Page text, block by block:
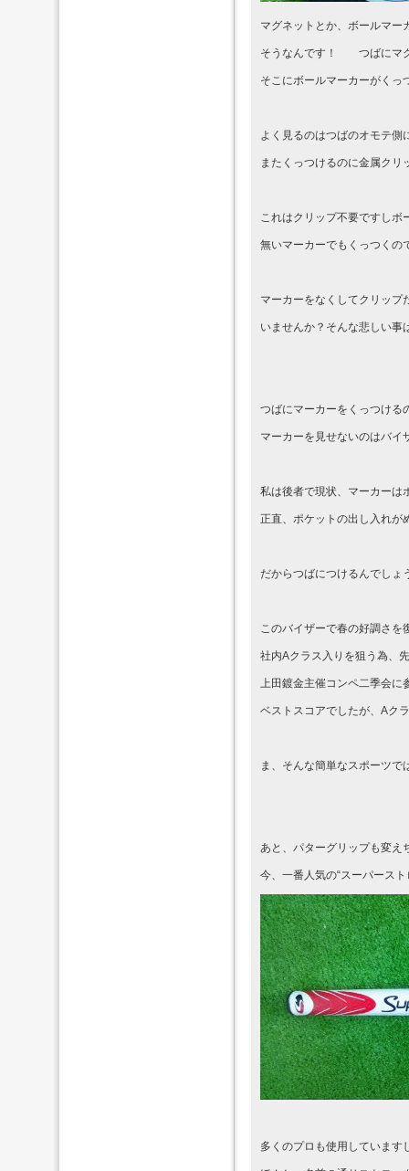
マグネットとか、ボールマー
そうなんです！ つばにマ
そこにボールマーカーがくっ
よく見るのはつばのオモテ側
またくっつけるのに金属クリ
これはクリップ不要ですしボ
無いマーカーでもくっつくの
マーカーをなくしてクリップ
いませんか？そんな悲しい事
つばにマーカーをくっつける
マーカーを見せないのはバイ
私は後者で現状、マーカーは
正直、ポケットの出し入れが
だからつばにつけるんでしょ
このバイザーで春の好調さを
社内Aクラス入りを狙う為、
上田鍍金主催コンペ二季会に
ベストスコアでしたが、Aク
ま、そんな簡単なスポーツで
あと、パターグリップも変え
今、一番人気の“スーパースト
多くのプロも使用しています